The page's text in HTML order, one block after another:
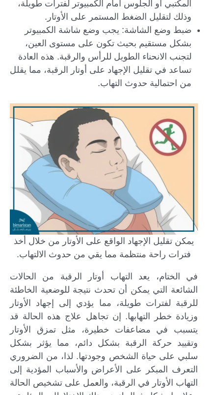
المكتبي أو الجلوس أمام الكمبيوتر لفترات طويلة،
وذلك لتقليل الضغط المستمر على الأوتار.
ضبط وضع الشاشة: يجب وضع شاشة الكمبيوتر
بشكل مستقيم بحيث تكون على مستوى العين،
لتجنب الانحناء الطويل للرأس والرقبة. هذه العادة
تساعد في تقليل الإجهاد على أوتار الرقبة، مما يقلل
من احتمالية حدوث التهاب.
يمكن تقليل الإجهاد الواقع على الأوتار من خلال أخذ
فترات راحة منتظمة مما يقي من حدوث الالتهاب.
في الختام، يعد التهاب أوتار الرقبة من الحالات
الشائعة التي يمكن أن تحدث نتيجة للوضعية الخاطئة
للرقبة لفترات طويلة، مما يؤدي إلى إجهاد الأوتار
وزيادة خطر التهابها. إن تجاهل علاج هذه الحالة قد
يتسبب في مضاعفات خطيرة، مثل تمزق الأوتار
وتقييد حركة الرقبة بشكل دائم، مما يؤثر بشكل
سلبي على حياة الشخص وجودتها. لذا، من الضروري
التعرف المبكر على الأعراض والأسباب المؤدية إلى
التهاب الأوتار في الرقبة، والعمل على تشخيص الحالة